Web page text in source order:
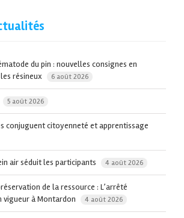
du pin : nouvelles consignes en
résineux
6 août 2026
5 août 2026
conjuguent citoyenneté et apprentissage
air séduit les participants 4 août 2026
de la ressource : L’arrêté
vigueur à Montardon
4 août 2026